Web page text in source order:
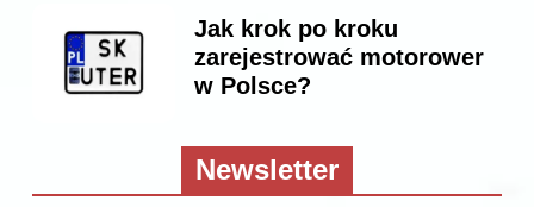
Jak krok po kroku
zarejestrować motorower
w Polsce?
Newsletter